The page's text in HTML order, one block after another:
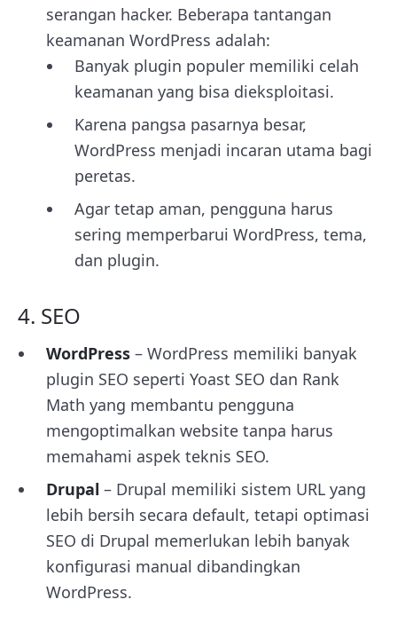
serangan hacker. Beberapa tantangan
keamanan WordPress adalah:
Banyak plugin populer memiliki celah
keamanan yang bisa dieksploitasi.
Karena pangsa pasarnya besar,
WordPress menjadi incaran utama bagi
peretas.
Agar tetap aman, pengguna harus
sering memperbarui WordPress, tema,
dan plugin.
4. SEO
WordPress – WordPress memiliki banyak
plugin SEO seperti Yoast SEO dan Rank
Math yang membantu pengguna
mengoptimalkan website tanpa harus
memahami aspek teknis SEO.
Drupal – Drupal memiliki sistem URL yang
lebih bersih secara default, tetapi optimasi
SEO di Drupal memerlukan lebih banyak
konfigurasi manual dibandingkan
WordPress.